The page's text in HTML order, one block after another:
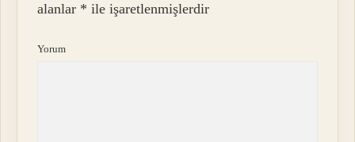
alanlar * ile işaretlenmişlerdir
Yorum